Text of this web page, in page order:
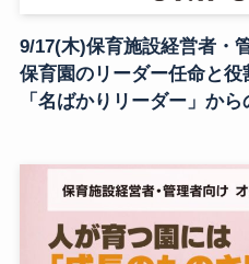
9/17(木)保育施設経営者・
保育園のリーダー任命と
「名ばかりリーダー」から